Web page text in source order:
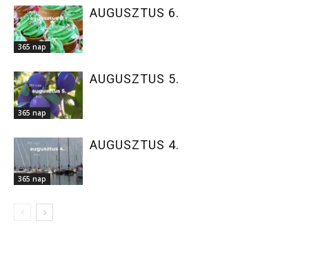
365 nap
AUGUSZTUS 6.
365 nap
AUGUSZTUS 5.
365 nap
AUGUSZTUS 4.